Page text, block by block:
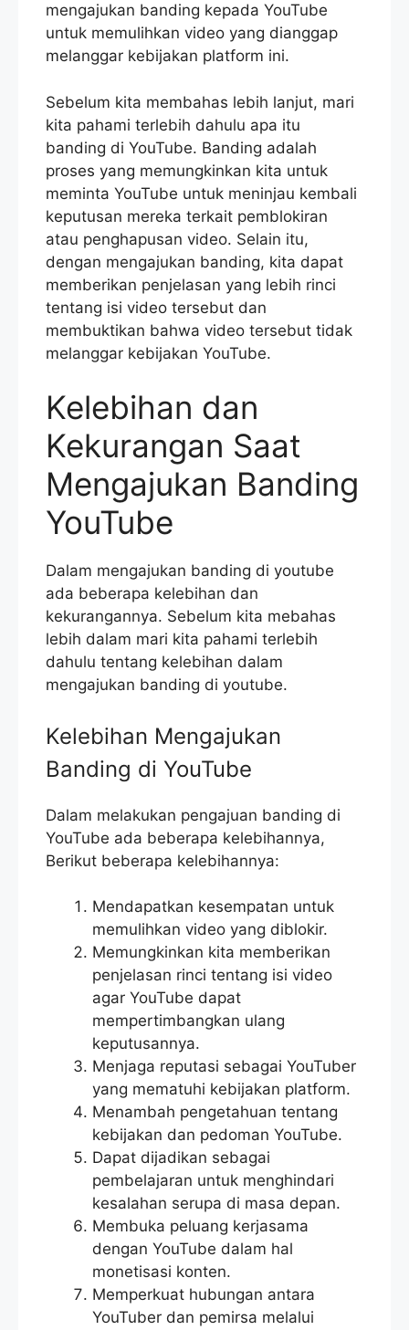
mengajukan banding kepada YouTube
untuk memulihkan video yang dianggap
melanggar kebijakan platform ini.
Sebelum kita membahas lebih lanjut, mari
kita pahami terlebih dahulu apa itu
banding di YouTube. Banding adalah
proses yang memungkinkan kita untuk
meminta YouTube untuk meninjau kembali
keputusan mereka terkait pemblokiran
atau penghapusan video. Selain itu,
dengan mengajukan banding, kita dapat
memberikan penjelasan yang lebih rinci
tentang isi video tersebut dan
membuktikan bahwa video tersebut tidak
melanggar kebijakan YouTube.
Kelebihan dan
Kekurangan Saat
Mengajukan Banding
YouTube
Dalam mengajukan banding di youtube
ada beberapa kelebihan dan
kekurangannya. Sebelum kita mebahas
lebih dalam mari kita pahami terlebih
dahulu tentang kelebihan dalam
mengajukan banding di youtube.
Kelebihan Mengajukan
Banding di YouTube
Dalam melakukan pengajuan banding di
YouTube ada beberapa kelebihannya,
Berikut beberapa kelebihannya:
Mendapatkan kesempatan untuk
memulihkan video yang diblokir.
Memungkinkan kita memberikan
penjelasan rinci tentang isi video
agar YouTube dapat
mempertimbangkan ulang
keputusannya.
Menjaga reputasi sebagai YouTuber
yang mematuhi kebijakan platform.
Menambah pengetahuan tentang
kebijakan dan pedoman YouTube.
Dapat dijadikan sebagai
pembelajaran untuk menghindari
kesalahan serupa di masa depan.
Membuka peluang kerjasama
dengan YouTube dalam hal
monetisasi konten.
Memperkuat hubungan antara
YouTuber dan pemirsa melalui